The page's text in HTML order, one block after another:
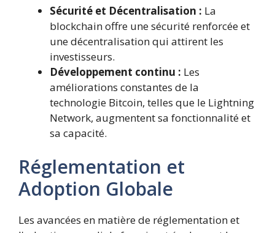
Sécurité et Décentralisation : La
blockchain offre une sécurité renforcée et
une décentralisation qui attirent les
investisseurs.
Développement continu : Les
améliorations constantes de la
technologie Bitcoin, telles que le Lightning
Network, augmentent sa fonctionnalité et
sa capacité.
Réglementation et
Adoption Globale
Les avancées en matière de réglementation et